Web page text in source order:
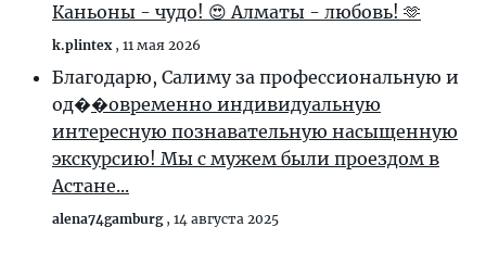
Каньоны - чудо! 😍 Алматы - любовь! 🫶
k.plintex, 11 мая 2026
Благодарю, Салиму за профессиональную и
од��овременно индивидуальную
интересную познавательную насыщенную
экскурсию! Мы с мужем были проездом в
Астане...
alena74gamburg, 14 августа 2025